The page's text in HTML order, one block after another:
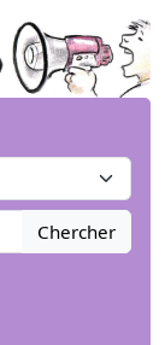
Chercher